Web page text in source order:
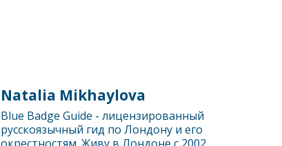
Natalia Mikhaylova
Blue Badge Guide - лицензированный
русскоязычный гид по Лондону и его